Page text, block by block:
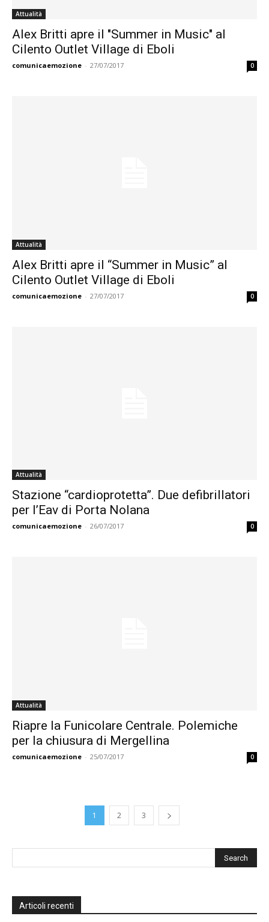
Attualità
Alex Britti apre il "Summer in Music" al
Cilento Outlet Village di Eboli
comunicaemozione - 27/07/2017 0
Attualità
Alex Britti apre il “Summer in Music” al
Cilento Outlet Village di Eboli
comunicaemozione - 27/07/2017 0
Attualità
Stazione “cardioprotetta”. Due defibrillatori
per l’Eav di Porta Nolana
comunicaemozione - 26/07/2017 0
Attualità
Riapre la Funicolare Centrale. Polemiche
per la chiusura di Mergellina
comunicaemozione - 25/07/2017 0
1 2 3
Articoli recenti